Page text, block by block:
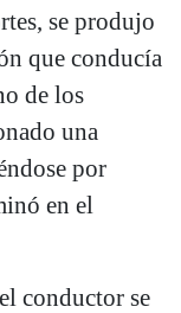
se produjo
que conducía
de los
una
por
en el
conductor se